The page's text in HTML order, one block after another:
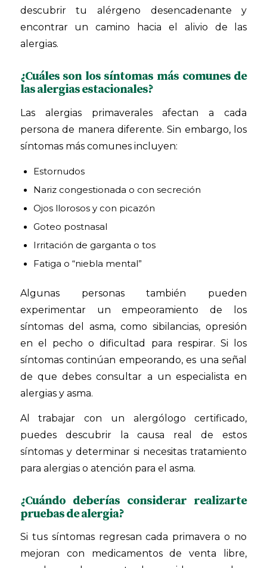
descubrir tu alérgeno desencadenante y
encontrar un camino hacia el alivio de las
alergias.
¿Cuáles son los síntomas más comunes de
las alergias estacionales?
Las alergias primaverales afectan a cada
persona de manera diferente. Sin embargo, los
síntomas más comunes incluyen:
Estornudos
Nariz congestionada o con secreción
Ojos llorosos y con picazón
Goteo postnasal
Irritación de garganta o tos
Fatiga o “niebla mental”
Algunas personas también pueden
experimentar un empeoramiento de los
síntomas del asma, como sibilancias, opresión
en el pecho o dificultad para respirar. Si los
síntomas continúan empeorando, es una señal
de que debes consultar a un especialista en
alergias y asma.
Al trabajar con un alergólogo certificado,
puedes descubrir la causa real de estos
síntomas y determinar si necesitas tratamiento
para alergias o atención para el asma.
¿Cuándo deberías considerar realizarte
pruebas de alergia?
Si tus síntomas regresan cada primavera o no
mejoran con medicamentos de venta libre,